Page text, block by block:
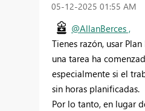
‎05-12-2025 01:55 AM
@AllanBerces ,
Tienes razón, usar
una tarea ha
especialmente si el
sin horas planificadas.
Por lo tanto, en lugar